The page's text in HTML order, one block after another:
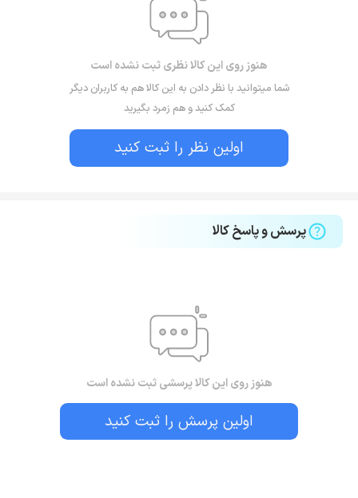
هنوز روی این کالا نظری ثبت نشده است
شما میتوانید با نظر دادن به این کالا هم به کاربران دیگر
کمک کنید و هم زمرد بگیرید
اولین نظر را ثبت کنید
پرسش و پاسخ کالا
هنوز روی این کالا پرسشی ثبت نشده است
اولین پرسش را ثبت کنید